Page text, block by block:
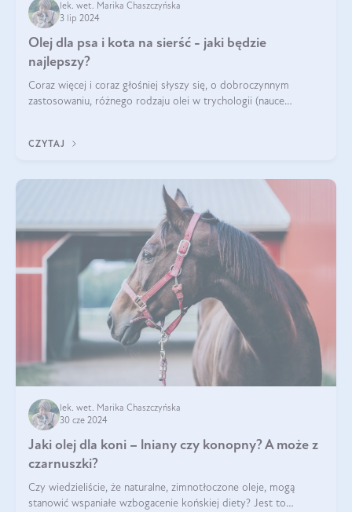
lek. wet. Marika Chaszczyńska
3 lip 2024
Olej dla psa i kota na sierść - jaki będzie
najlepszy?
Coraz więcej i coraz głośniej słyszy się, o dobroczynnym
zastosowaniu, różnego rodzaju olei w trychologii (nauce
CZYTAJ
lek. wet. Marika Chaszczyńska
30 cze 2024
Jaki olej dla koni – lniany czy konopny? A może z
czarnuszki?
Czy wiedzieliście, że naturalne, zimnotłoczone oleje, mogą
stanowić wspaniałe wzbogacenie końskiej diety? Jest to